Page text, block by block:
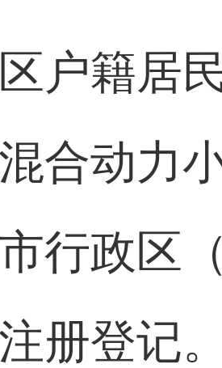
户籍居
合动力
行政区
册登记